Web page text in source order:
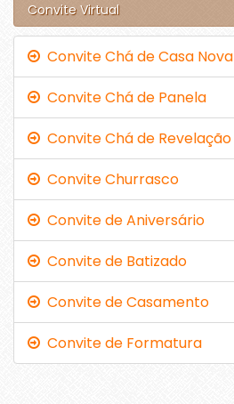
Convite Virtual
Convite Chá de Casa Nova
Convite Chá de Panela
Convite Chá de Revelação
Convite Churrasco
Convite de Aniversário
Convite de Batizado
Convite de Casamento
Convite de Formatura